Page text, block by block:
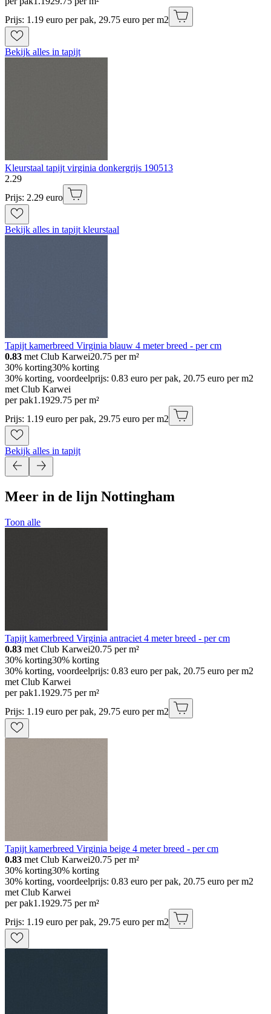
Prijs: 1.19 euro per pak, 29.75 euro per m2
Bekijk alles in tapijt
Kleurstaal tapijt virginia donkergrijs 190513
2.29
Prijs: 2.29 euro
Bekijk alles in tapijt kleurstaal
Tapijt kamerbreed Virginia blauw 4 meter breed - per cm
0.83 met Club Karwei20.75 per m²
30% korting30% korting
30% korting, voordeelprijs: 0.83 euro per pak, 20.75 euro per m2
met Club Karwei
per pak1 .1929.75 per m²
Prijs: 1.19 euro per pak, 29.75 euro per m2
Bekijk alles in tapijt
Meer in de lijn Nottingham
Toon alle
Tapijt kamerbreed Virginia antraciet 4 meter breed - per cm
0.83 met Club Karwei20.75 per m²
30% korting30% korting
30% korting, voordeelprijs: 0.83 euro per pak, 20.75 euro per m2
met Club Karwei
per pak1 .1929.75 per m²
Prijs: 1.19 euro per pak, 29.75 euro per m2
Tapijt kamerbreed Virginia beige 4 meter breed - per cm
0.83 met Club Karwei20.75 per m²
30% korting30% korting
30% korting, voordeelprijs: 0.83 euro per pak, 20.75 euro per m2
met Club Karwei
per pak1 .1929.75 per m²
Prijs: 1.19 euro per pak, 29.75 euro per m2